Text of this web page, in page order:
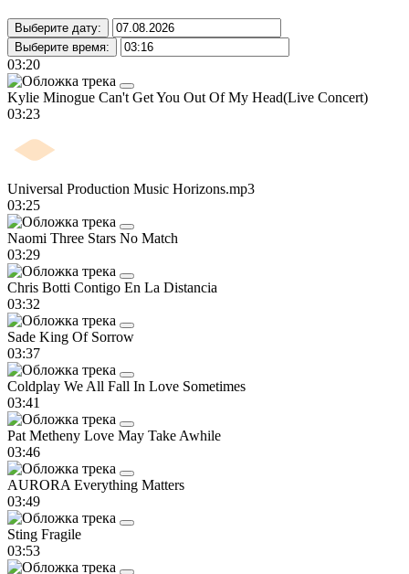
Выберите дату:
Выберите время:
03:20
Kylie Minogue Can't Get You Out Of My Head(Live Concert)
03:23
Universal Production Music Horizons.mp3
03:25
Naomi Three Stars No Match
03:29
Chris Botti Contigo En La Distancia
03:32
Sade King Of Sorrow
03:37
Coldplay We All Fall In Love Sometimes
03:41
Pat Metheny Love May Take Awhile
03:46
AURORA Everything Matters
03:49
Sting Fragile
03:53